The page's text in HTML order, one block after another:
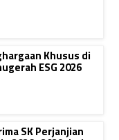
Khusus di
ESG 2026
SK Perjanjian